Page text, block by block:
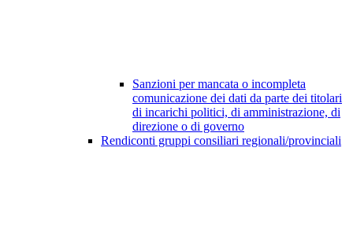
Sanzioni per mancata o incompleta
comunicazione dei dati da parte dei titolari
di incarichi politici, di amministrazione, di
direzione o di governo
Rendiconti gruppi consiliari regionali/provinciali